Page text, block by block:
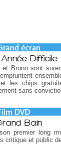
Difficile
et Bruno sont
empruntent
et les chips
sans
Bain
premier long
critique et public